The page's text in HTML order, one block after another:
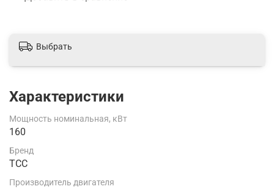
Выбрать
Характеристики
Мощность номинальная, кВт
160
Бренд
ТСС
Производитель двигателя